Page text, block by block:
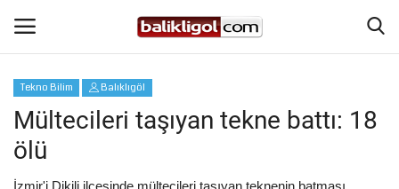
Giriş Yap
Anasayfa
Tekno Bilim Balıklıgöl
Mültecileri taşıyan tekne battı: 18
ölü
İzmir'i Dikili ilçesinde mültecileri taşıyan teknenin batması